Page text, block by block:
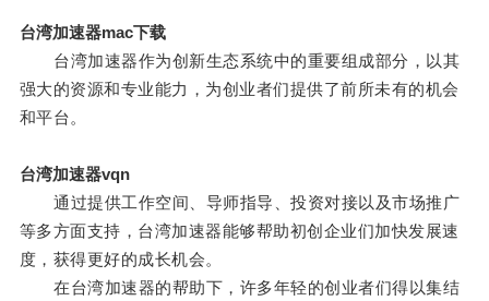
台湾加速器mac下载
台湾加速器作为创新生态系统中的重要组成部分，以其
强大的资源和专业能力，为创业者们提供了前所未有的机会
和平台。
台湾加速器vqn
通过提供工作空间、导师指导、投资对接以及市场推广
等多方面支持，台湾加速器能够帮助初创企业们加快发展速
度，获得更好的成长机会。
在台湾加速器的帮助下，许多年轻的创业者们得以集结